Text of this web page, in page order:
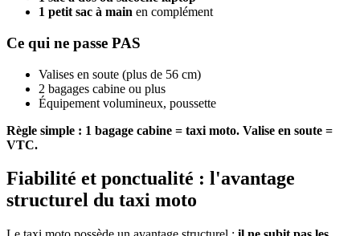
1 petit sac à main en complément
Ce qui ne passe PAS
Valises en soute (plus de 56 cm)
2 bagages cabine ou plus
Équipement volumineux, poussette
Règle simple : 1 bagage cabine = taxi moto. Valise en soute =
VTC.
Fiabilité et ponctualité : l'avantage
structurel du taxi moto